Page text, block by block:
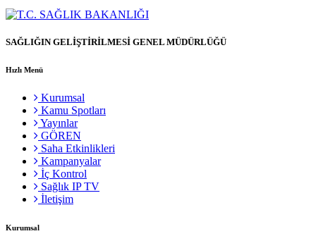
SAĞLIĞIN GELİŞTİRİLMESİ GENEL MÜDÜRLÜĞÜ
Hızlı Menü
Kurumsal
Kamu Spotları
Yayınlar
GÖREN
Saha Etkinlikleri
Kampanyalar
İç Kontrol
Sağlık IP TV
İletişim
Kurumsal